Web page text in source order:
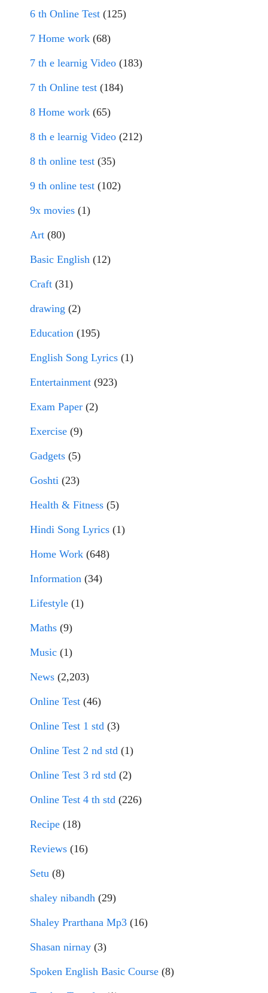
6 th Online Test (125)
7 Home work (68)
7 th e learnig Video (183)
7 th Online test (184)
8 Home work (65)
8 th e learnig Video (212)
8 th online test (35)
9 th online test (102)
9x movies (1)
Art (80)
Basic English (12)
Craft (31)
drawing (2)
Education (195)
English Song Lyrics (1)
Entertainment (923)
Exam Paper (2)
Exercise (9)
Gadgets (5)
Goshti (23)
Health & Fitness (5)
Hindi Song Lyrics (1)
Home Work (648)
Information (34)
Lifestyle (1)
Maths (9)
Music (1)
News (2,203)
Online Test (46)
Online Test 1 std (3)
Online Test 2 nd std (1)
Online Test 3 rd std (2)
Online Test 4 th std (226)
Recipe (18)
Reviews (16)
Setu (8)
shaley nibandh (29)
Shaley Prarthana Mp3 (16)
Shasan nirnay (3)
Spoken English Basic Course (8)